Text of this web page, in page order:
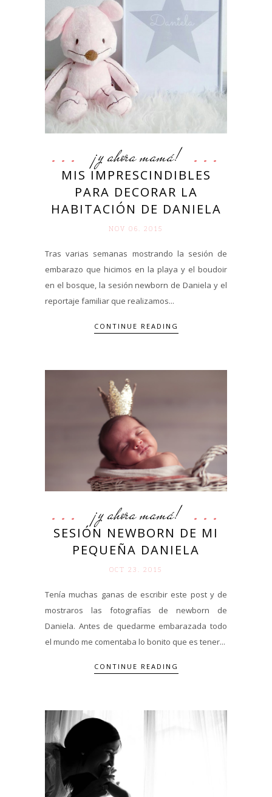
¡y ahora mamá!
MIS IMPRESCINDIBLES
PARA DECORAR LA
HABITACIÓN DE DANIELA
NOV 06. 2015
Tras varias semanas mostrando la sesión de
embarazo que hicimos en la playa y el boudoir
en el bosque, la sesión newborn de Daniela y el
reportaje familiar que realizamos...
CONTINUE READING
¡y ahora mamá!
SESIÓN NEWBORN DE MI
PEQUEÑA DANIELA
OCT 23. 2015
Tenía muchas ganas de escribir este post y de
mostraros las fotografías de newborn de
Daniela. Antes de quedarme embarazada todo
el mundo me comentaba lo bonito que es tener...
CONTINUE READING